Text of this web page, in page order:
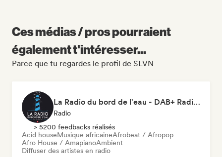
Ces médias / pros pourraient
également t'intéresser...
Parce que tu regardes le profil de SLVN
La Radio du bord de l'eau - DAB+ Radio Station (Switzerland)
Radio
> 5200 feedbacks réalisés
Acid houseMusique africaineAfrobeat / Afropop
Afro House / AmapianoAmbient
Diffuser des artistes en radio